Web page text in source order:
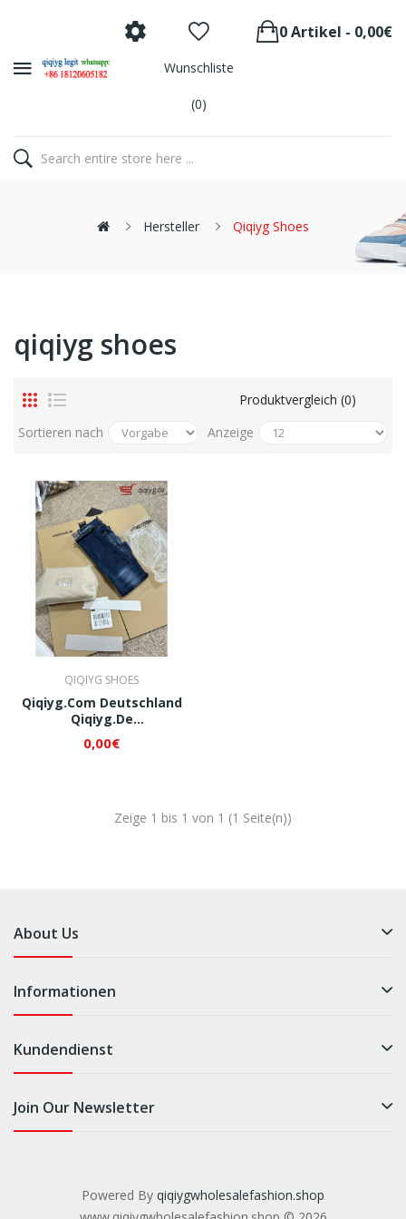
Wunschliste
(0)
0 Artikel - 0,00€
Hersteller Qiqiyg Shoes
qiqiyg shoes
Produktvergleich (0)
Sortieren nach
Anzeige
QIQIYG SHOES
Qiqiyg.com Deutschland
Qiqiyg.de
Whatsapp+8618120605182
QI014
0,00€
Zeige 1 bis 1 von 1 (1 Seite(n))
About Us
Informationen
Kundendienst
Join Our Newsletter
Powered By qiqiygwholesalefashion.shop